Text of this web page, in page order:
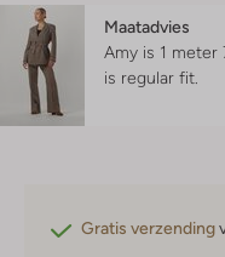
Maatadvies
Amy is 1 meter
is regular fit
Gratis verzending